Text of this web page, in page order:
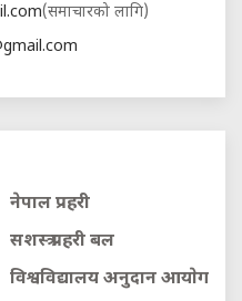
(समाचारको लागि)
नेपाल प्रहरी
सशस्त्र प्रहरी बल
विश्वविद्यालय अनुदान आयाेग